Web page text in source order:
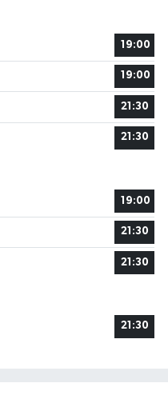
19:00
19:00
21:30
21:30
19:00
21:30
21:30
21:30